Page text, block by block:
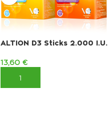
ALTION D3 Sticks 2.000 I.U.
13,60 €
ΠΡΟΣΘΉΚΗ ΣΤΟ ΚΑΛΆΘΙ